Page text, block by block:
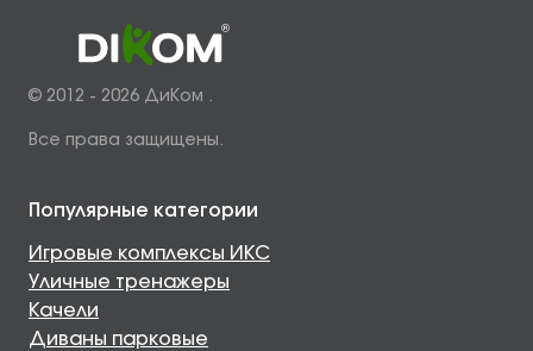
© 2012 - 2026 ДиКом .
Все права защищены.
Популярные категории
Игровые комплексы ИКС
Уличные тренажеры
Качели
Диваны парковые